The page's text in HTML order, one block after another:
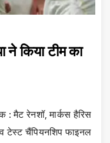
किया टीम का
: मैट रेनशॉ, मार्कस हैरिस
टेस्‍ट चैंपियनशिप फाइनल